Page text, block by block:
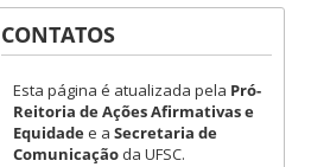
CONTATOS
Esta página é atualizada pela Pró-
Reitoria de Ações Afirmativas e
Equidadee a Secretaria de
Comunicaçãoda UFSC.